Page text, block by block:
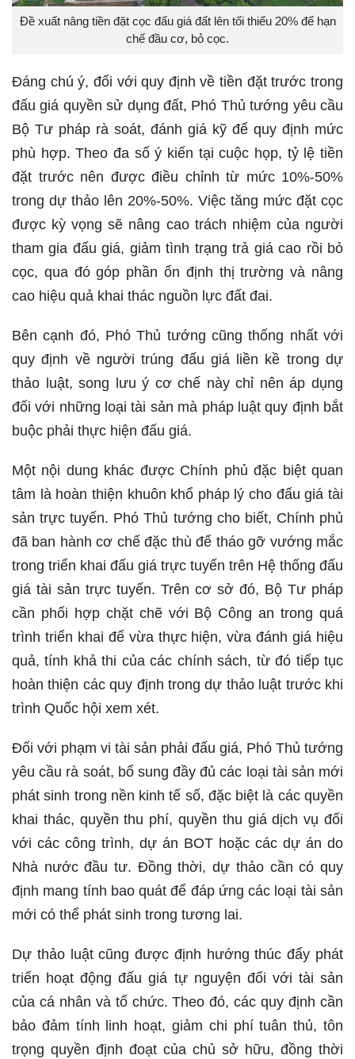
Đề xuất nâng tiền đặt cọc đấu giá đất lên tối thiểu 20% để hạn
chế đầu cơ, bỏ cọc.
Đáng chú ý, đối với quy định về tiền đặt trước trong
đấu giá quyền sử dụng đất, Phó Thủ tướng yêu cầu
Bộ Tư pháp rà soát, đánh giá kỹ để quy định mức
phù hợp. Theo đa số ý kiến tại cuộc họp, tỷ lệ tiền
đặt trước nên được điều chỉnh từ mức 10%-50%
trong dự thảo lên 20%-50%. Việc tăng mức đặt cọc
được kỳ vọng sẽ nâng cao trách nhiệm của người
tham gia đấu giá, giảm tình trạng trả giá cao rồi bỏ
cọc, qua đó góp phần ổn định thị trường và nâng
cao hiệu quả khai thác nguồn lực đất đai.
Bên cạnh đó, Phó Thủ tướng cũng thống nhất với
quy định về người trúng đấu giá liền kề trong dự
thảo luật, song lưu ý cơ chế này chỉ nên áp dụng
đối với những loại tài sản mà pháp luật quy định bắt
buộc phải thực hiện đấu giá.
Một nội dung khác được Chính phủ đặc biệt quan
tâm là hoàn thiện khuôn khổ pháp lý cho đấu giá tài
sản trực tuyến. Phó Thủ tướng cho biết, Chính phủ
đã ban hành cơ chế đặc thù để tháo gỡ vướng mắc
trong triển khai đấu giá trực tuyến trên Hệ thống đấu
giá tài sản trực tuyến. Trên cơ sở đó, Bộ Tư pháp
cần phối hợp chặt chẽ với Bộ Công an trong quá
trình triển khai để vừa thực hiện, vừa đánh giá hiệu
quả, tính khả thi của các chính sách, từ đó tiếp tục
hoàn thiện các quy định trong dự thảo luật trước khi
trình Quốc hội xem xét.
Đối với phạm vi tài sản phải đấu giá, Phó Thủ tướng
yêu cầu rà soát, bổ sung đầy đủ các loại tài sản mới
phát sinh trong nền kinh tế số, đặc biệt là các quyền
khai thác, quyền thu phí, quyền thu giá dịch vụ đối
với các công trình, dự án BOT hoặc các dự án do
Nhà nước đầu tư. Đồng thời, dự thảo cần có quy
định mang tính bao quát để đáp ứng các loại tài sản
mới có thể phát sinh trong tương lai.
Dự thảo luật cũng được định hướng thúc đẩy phát
triển hoạt động đấu giá tự nguyện đối với tài sản
của cá nhân và tổ chức. Theo đó, các quy định cần
bảo đảm tính linh hoạt, giảm chi phí tuân thủ, tôn
trọng quyền định đoạt của chủ sở hữu, đồng thời